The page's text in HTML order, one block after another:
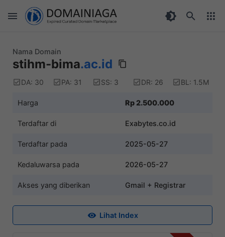
Nama Domain
stihm-bima.ac.id
DA: 30 PA: 31 SS: 3 DR: 26 BL: 1.5M
Harga Rp 2.500.000
Terdaftar di Exabytes.co.id
Terdaftar pada 2025-05-27
Kedaluwarsa pada 2026-05-27
Akses yang diberikan Gmail + Registrar
Lihat Index